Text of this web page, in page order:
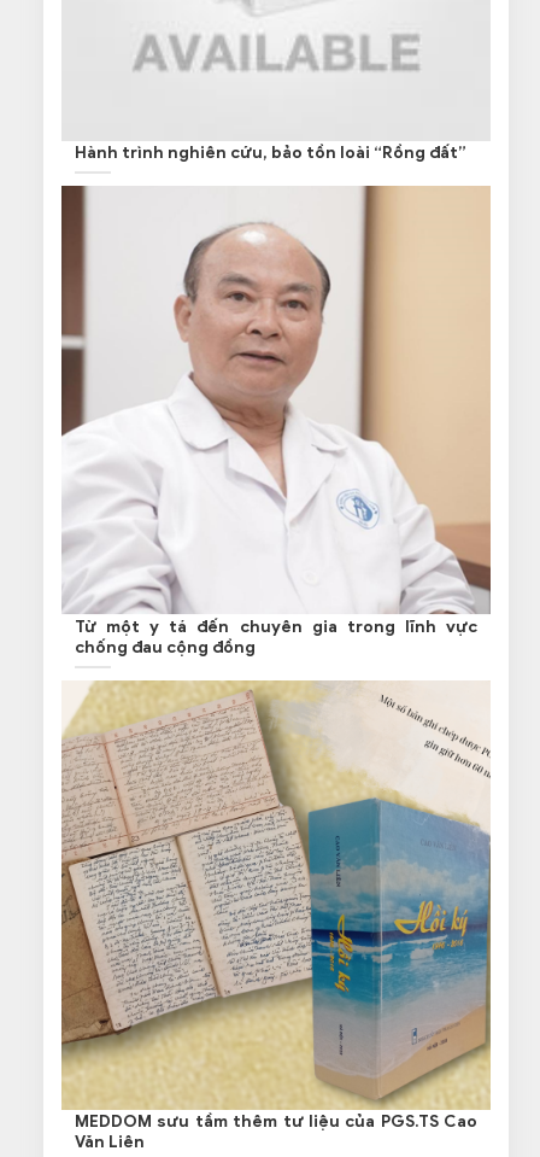
Hành trình nghiên cứu, bảo tồn loài “Rồng đất”
Từ một y tá đến chuyên gia trong lĩnh vực
chống đau cộng đồng
MEDDOM sưu tầm thêm tư liệu của PGS.TS Cao
Văn Liên